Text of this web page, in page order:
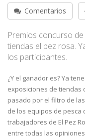
Comentarios
Premios concurso
tiendas el pez rosa.
los participantes.
¿Y el ganador es? Ya
exposiciones de tiendas
pasado por el filtro de
de los equipos de pesca
trabajadores de El Pez
entre todas las